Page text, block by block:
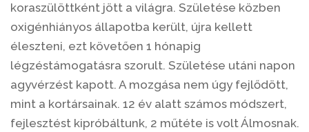
koraszülöttként jött a világra. Születése közben
oxigénhiányos állapotba került, újra kellett
éleszteni, ezt követően 1 hónapig
légzéstámogatásra szorult. Születése utáni napon
agyvérzést kapott. A mozgása nem úgy fejlődött,
mint a kortársainak. 12 év alatt számos módszert,
fejlesztést kipróbáltunk, 2 műtéte is volt Álmosnak.